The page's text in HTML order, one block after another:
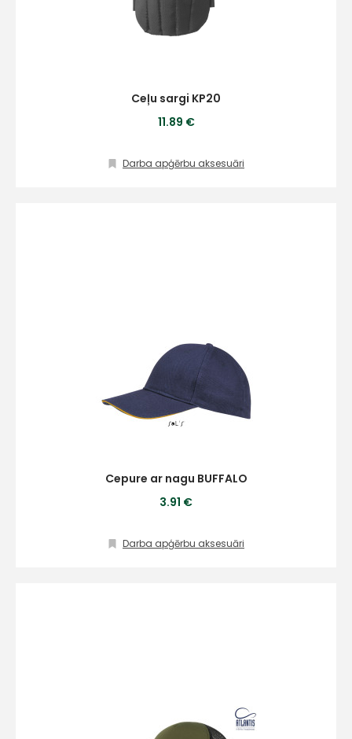
Ceļu sargi KP20
11.89 €
Darba apģērbu aksesuāri
Cepure ar nagu BUFFALO
3.91 €
Darba apģērbu aksesuāri